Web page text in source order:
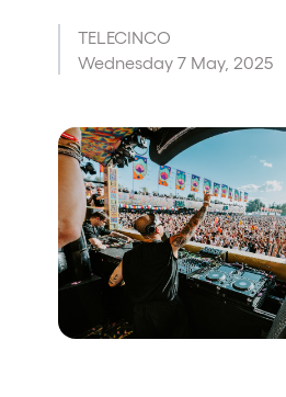
Who we are
Do you want to work
Follow us on tiktok
Follow us on facebook
Follow us on instagram
Follow us on twitter
Follow us on linkedin
Follow us on
Privacy Policy
Cookies Notice
Legal Notice
TELECINCO
Wednesday 7 May, 2025